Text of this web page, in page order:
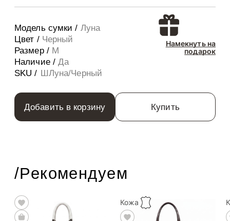
Модель сумки / Луна
Цвет / Черный
Размер / M
Наличие /Да
SKU / ШЛуна/Черный
Намекнуть на
подарок
Добавить в корзину Купить
/Рекомендуем
Кожа